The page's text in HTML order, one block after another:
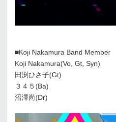
■Koji Nakamura Band Member
Koji Nakamura(Vo, Gt, Syn)
田渕ひさ子(Gt)
３４５(Ba)
沼澤尚(Dr)